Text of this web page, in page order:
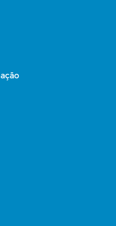
Transferência de
Concedidas
Decorrentes de
Congêneres
acordos/ajustes